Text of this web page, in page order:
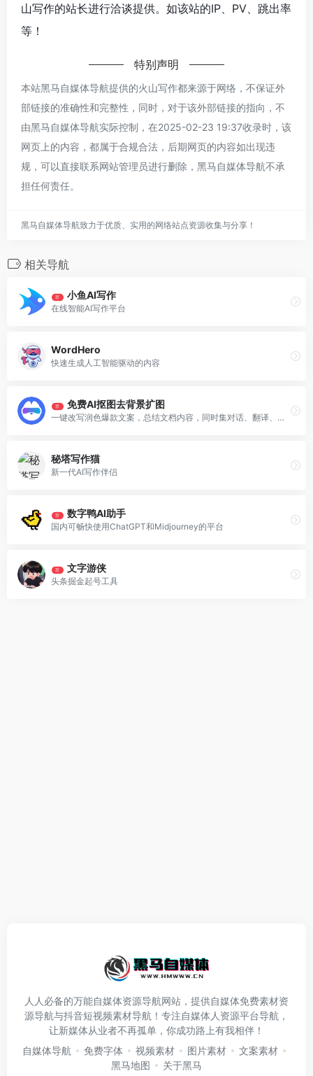
山写作的站长进行洽谈提供。如该站的IP、PV、跳出率
等！
特别声明
本站黑马自媒体导航提供的火山写作都来源于网络，不保证外
部链接的准确性和完整性，同时，对于该外部链接的指向，不
由黑马自媒体导航实际控制，在2025-02-23 19:37收录时，该
网页上的内容，都属于合规合法，后期网页的内容如出现违
规，可以直接联系网站管理员进行删除，黑马自媒体导航不承
担任何责任。
黑马自媒体导航致力于优质、实用的网络站点资源收集与分享！
相关导航
荐 小鱼AI写作
在线智能AI写作平台
WordHero
快速生成人工智能驱动的内容
荐 免费AI抠图去背景扩图
一键改写润色爆款文案，总结文档内容，同时集对话、翻译、写作、搜索于一身的神器
秘塔写作猫
新一代AI写作伴侣
荐 数字鸭AI助手
国内可畅快使用ChatGPT和Midjourney的平台
荐 文字游侠
头条掘金起号工具
人人必备的万能自媒体资源导航网站，提供自媒体免费素材资
源导航与抖音短视频素材导航！专注自媒体人资源平台导航，
让新媒体从业者不再孤单，你成功路上有我相伴！
自媒体导航
免费字体 视频素材 图片素材
文案素材
黑马地图
关于黑马